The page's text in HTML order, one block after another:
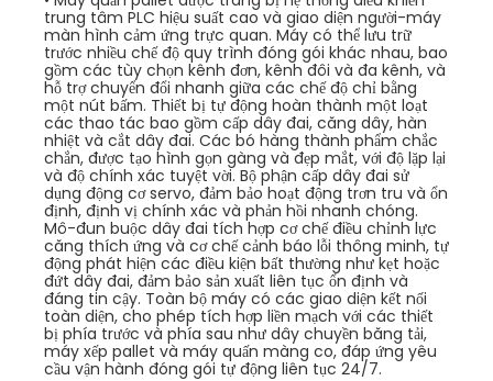
trung tâm PLC hiệu suất cao và giao diện người-máy
màn hình cảm ứng trực quan. Máy có thể lưu trữ
trước nhiều chế độ quy trình đóng gói khác nhau, bao
gồm các tùy chọn kênh đơn, kênh đôi và đa kênh, và
hỗ trợ chuyển đổi nhanh giữa các chế độ chỉ bằng
một nút bấm. Thiết bị tự động hoàn thành một loạt
các thao tác bao gồm cấp dây đai, căng dây, hàn
nhiệt và cắt dây đai. Các bó hàng thành phẩm chắc
chắn, được tạo hình gọn gàng và đẹp mắt, với độ lặp lại
và độ chính xác tuyệt vời. Bộ phận cấp dây đai sử
dụng động cơ servo, đảm bảo hoạt động trơn tru và ổn
định, định vị chính xác và phản hồi nhanh chóng.
Mô-đun buộc dây đai tích hợp cơ chế điều chỉnh lực
căng thích ứng và cơ chế cảnh báo lỗi thông minh, tự
động phát hiện các điều kiện bất thường như kẹt hoặc
đứt dây đai, đảm bảo sản xuất liên tục ổn định và
đáng tin cậy. Toàn bộ máy có các giao diện kết nối
toàn diện, cho phép tích hợp liền mạch với các thiết
bị phía trước và phía sau như dây chuyền băng tải,
máy xếp pallet và máy quấn màng co, đáp ứng yêu
cầu vận hành đóng gói tự động liên tục 24/7.